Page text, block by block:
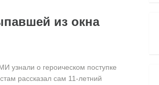
из окна
узнали о героическом поступке
рассказал сам 11-летний